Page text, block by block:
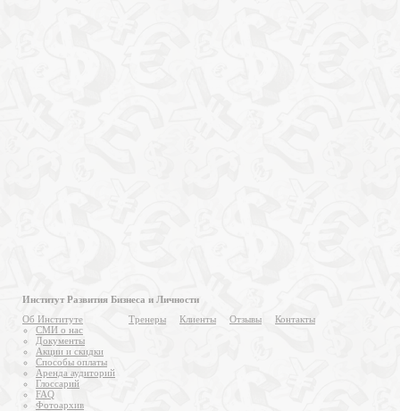
Институт Развития Бизнеса и Личности
Об Институте
СМИ о нас
Документы
Акции и скидки
Способы оплаты
Аренда аудиторий
Глоссарий
FAQ
Фотоархив
Тренеры Клиенты Отзывы Контакты